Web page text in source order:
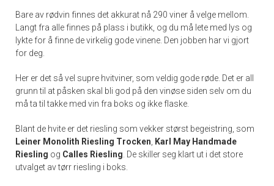
Bare av rødvin finnes det akkurat nå 290 viner å velge mellom.
Langt fra alle finnes på plass i butikk, og du må lete med lys og
lykte for å finne de virkelig gode vinene. Den jobben har vi gjort
for deg.
Her er det så vel supre hvitviner, som veldig gode røde. Det er all
grunn til at påsken skal bli god på den vinøse siden selv om du
må ta til takke med vin fra boks og ikke flaske.
Blant de hvite er det riesling som vekker størst begeistring, som
Leiner Monolith Riesling Trocken
Karl May Handmade
Riesling og Calles Riesling . De skiller seg klart ut i det store
utvalget av tørr riesling i boks.